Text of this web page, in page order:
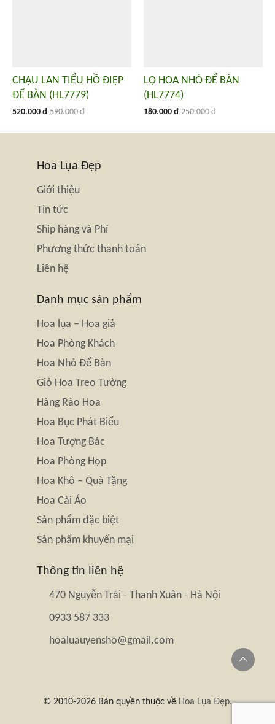
CHẬU LAN TIỂU HỒ ĐIỆP
ĐỂ BÀN (HL7779)
520.000 đ 590.000 đ
LỌ HOA NHỎ ĐỂ BÀN
(HL7774)
180.000 đ 250.000 đ
Hoa Lụa Đẹp
Giới thiệu
Tin tức
Ship hàng và Phí
Phương thức thanh toán
Liên hệ
Danh mục sản phẩm
Hoa lụa – Hoa giả
Hoa Phòng Khách
Hoa Nhỏ Để Bàn
Giỏ Hoa Treo Tường
Hàng Rào Hoa
Hoa Bục Phát Biểu
Hoa Tượng Bác
Hoa Phòng Họp
Hoa Khô – Quà Tặng
Hoa Cài Áo
Sản phẩm đặc biệt
Sản phẩm khuyến mại
Thông tin liên hệ
470 Nguyễn Trãi - Thanh Xuân - Hà Nội
0933 587 333
hoaluauyensho@gmail.com
© 2010-2026 Bản quyền thuộc về Hoa Lụa Đẹp.